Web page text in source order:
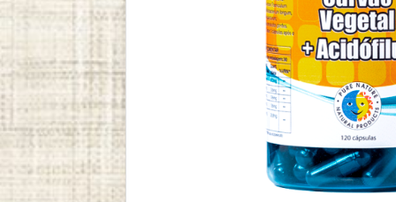
cookie_consent
Este cookie armazena as opções
de consentimento selecionadas
pelo utilizador.
Cookie
duration:
1 year